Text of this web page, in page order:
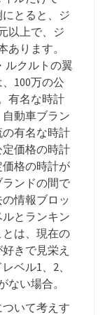
とると、ジ
以上で、ジ
あります。
ルクルトの翼
100万の公
有名な時計
動車ブラン
有名な時計
価格の時計
格の時計が
ンドの間で
情報ブロッ
とランキン
は、現在の
きで見栄え
ベル1、2、
い場合。
いて考えす